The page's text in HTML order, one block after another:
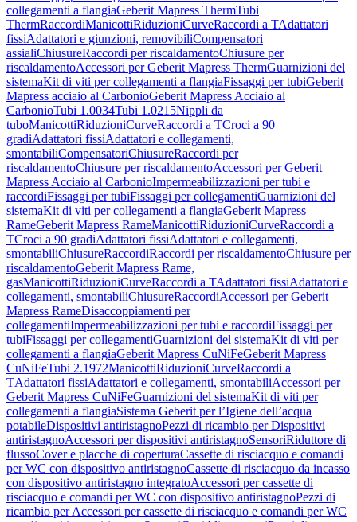
collegamenti a flangiaGeberit Mapress ThermTubi
ThermRaccordiManicottiRiduzioniCurveRaccordi a TAdattatori
fissiAdattatori e giunzioni, removibiliCompensatori
assialiChiusureRaccordi per riscaldamentoChiusure per
riscaldamentoAccessori per Geberit Mapress ThermGuarnizioni del
sistemaKit di viti per collegamenti a flangiaFissaggi per tubiGeberit
Mapress acciaio al CarbonioGeberit Mapress Acciaio al
CarbonioTubi 1.0034Tubi 1.0215Nippli da
tuboManicottiRiduzioniCurveRaccordi a TCroci a 90
gradiAdattatori fissiAdattatori e collegamenti,
smontabiliCompensatoriChiusureRaccordi per
riscaldamentoChiusure per riscaldamentoAccessori per Geberit
Mapress Acciaio al CarbonioImpermeabilizzazioni per tubi e
raccordiFissaggi per tubiFissaggi per collegamentiGuarnizioni del
sistemaKit di viti per collegamenti a flangiaGeberit Mapress
RameGeberit Mapress RameManicottiRiduzioniCurveRaccordi a
TCroci a 90 gradiAdattatori fissiAdattatori e collegamenti,
smontabiliChiusureRaccordiRaccordi per riscaldamentoChiusure per
riscaldamentoGeberit Mapress Rame,
gasManicottiRiduzioniCurveRaccordi a TAdattatori fissiAdattatori e
collegamenti, smontabiliChiusureRaccordiAccessori per Geberit
Mapress RameDisaccoppiamenti per
collegamentiImpermeabilizzazioni per tubi e raccordiFissaggi per
tubiFissaggi per collegamentiGuarnizioni del sistemaKit di viti per
collegamenti a flangiaGeberit Mapress CuNiFeGeberit Mapress
CuNiFeTubi 2.1972ManicottiRiduzioniCurveRaccordi a
TAdattatori fissiAdattatori e collegamenti, smontabiliAccessori per
Geberit Mapress CuNiFeGuarnizioni del sistemaKit di viti per
collegamenti a flangiaSistema Geberit per l’Igiene dell’acqua
potabileDispositivi antiristagnoPezzi di ricambio per Dispositivi
antiristagnoAccessori per dispositivi antiristagnoSensoriRiduttore di
flussoCover e placche di coperturaCassette di risciacquo e comandi
per WC con dispositivo antiristagnoCassette di risciacquo da incasso
con dispositivo antiristagno integratoAccessori per cassette di
risciacquo e comandi per WC con dispositivo antiristagnoPezzi di
ricambio per Accessori per cassette di risciacquo e comandi per WC